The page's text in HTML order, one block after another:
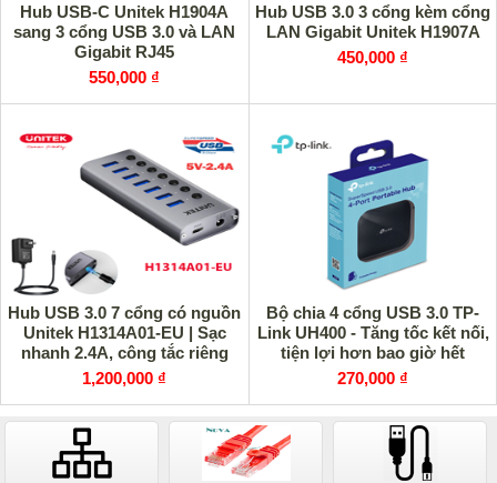
Hub USB-C Unitek H1904A
sang 3 cổng USB 3.0 và LAN
Gigabit RJ45
550,000 ₫
Hub USB 3.0 3 cổng kèm cổng
LAN Gigabit Unitek H1907A
450,000 ₫
Hub USB 3.0 7 cổng có nguồn
Unitek H1314A01-EU | Sạc
nhanh 2.4A, công tắc riêng
từng cổng
1,200,000 ₫
Bộ chia 4 cổng USB 3.0 TP-
Link UH400 - Tăng tốc kết nối,
tiện lợi hơn bao giờ hết
270,000 ₫